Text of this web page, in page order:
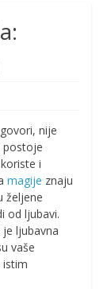
nije
postoje
i
magije znaju
željene
od ljubavi.
ljubavna
vaše
istim